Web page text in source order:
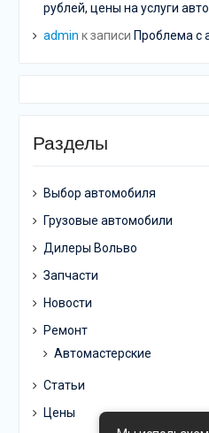
рублей, цены на услуги
admin к записи Проблема с
Разделы
Выбор автомобиля
Грузовые автомобили
Дилеры Вольво
Запчасти
Новости
Ремонт
Автомастерские
Статьи
Цены